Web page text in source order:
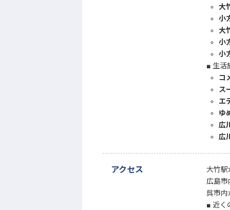
大
小
大
小
小
生活
コ
ス
エ
ゆ
広
広
アクセス
大竹駅
広島
呉市内
近く